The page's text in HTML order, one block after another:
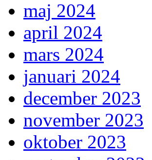
maj 2024
april 2024
mars 2024
januari 2024
december 2023
november 2023
oktober 2023